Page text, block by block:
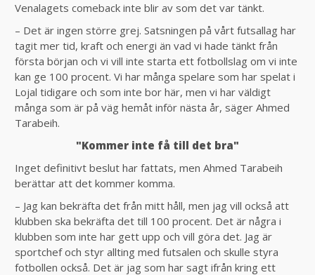
Venalagets comeback inte blir av som det var tänkt.
– Det är ingen större grej. Satsningen på vårt futsallag har
tagit mer tid, kraft och energi än vad vi hade tänkt från
första början och vi vill inte starta ett fotbollslag om vi inte
kan ge 100 procent. Vi har många spelare som har spelat i
Lojal tidigare och som inte bor här, men vi har väldigt
många som är på väg hemåt inför nästa år, säger Ahmed
Tarabeih.
"Kommer inte få till det bra"
Inget definitivt beslut har fattats, men Ahmed Tarabeih
berättar att det kommer komma.
– Jag kan bekräfta det från mitt håll, men jag vill också att
klubben ska bekräfta det till 100 procent. Det är några i
klubben som inte har gett upp och vill göra det. Jag är
sportchef och styr allting med futsalen och skulle styra
fotbollen också. Det är jag som har sagt ifrån kring ett